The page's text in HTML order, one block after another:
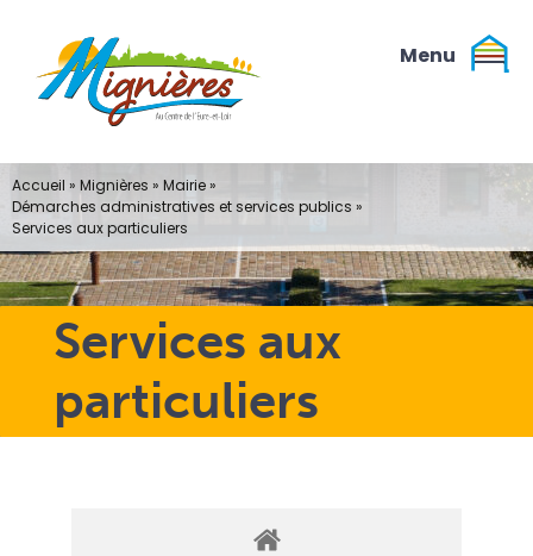
contenu
Services aux
particuliers
Accueil » Mignières » Mairie»
Démarches administratives et services publics »
Services aux particuliers